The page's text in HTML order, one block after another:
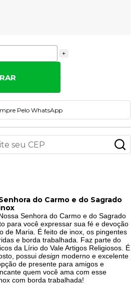
+
Pelo WhatsApp
do Carmo e do Sagrado
Senhora do Carmo e do Sagrado
para você expressar sua fé e devoção
de Maria. É feito de inox, os pingentes
e borda trabalhada. Faz parte do
da Lírio do Vale Artigos Religiosos. É
possui designmoderno e excelente
de presente para amigos e
quem você ama com esse
com borda trabalhada!